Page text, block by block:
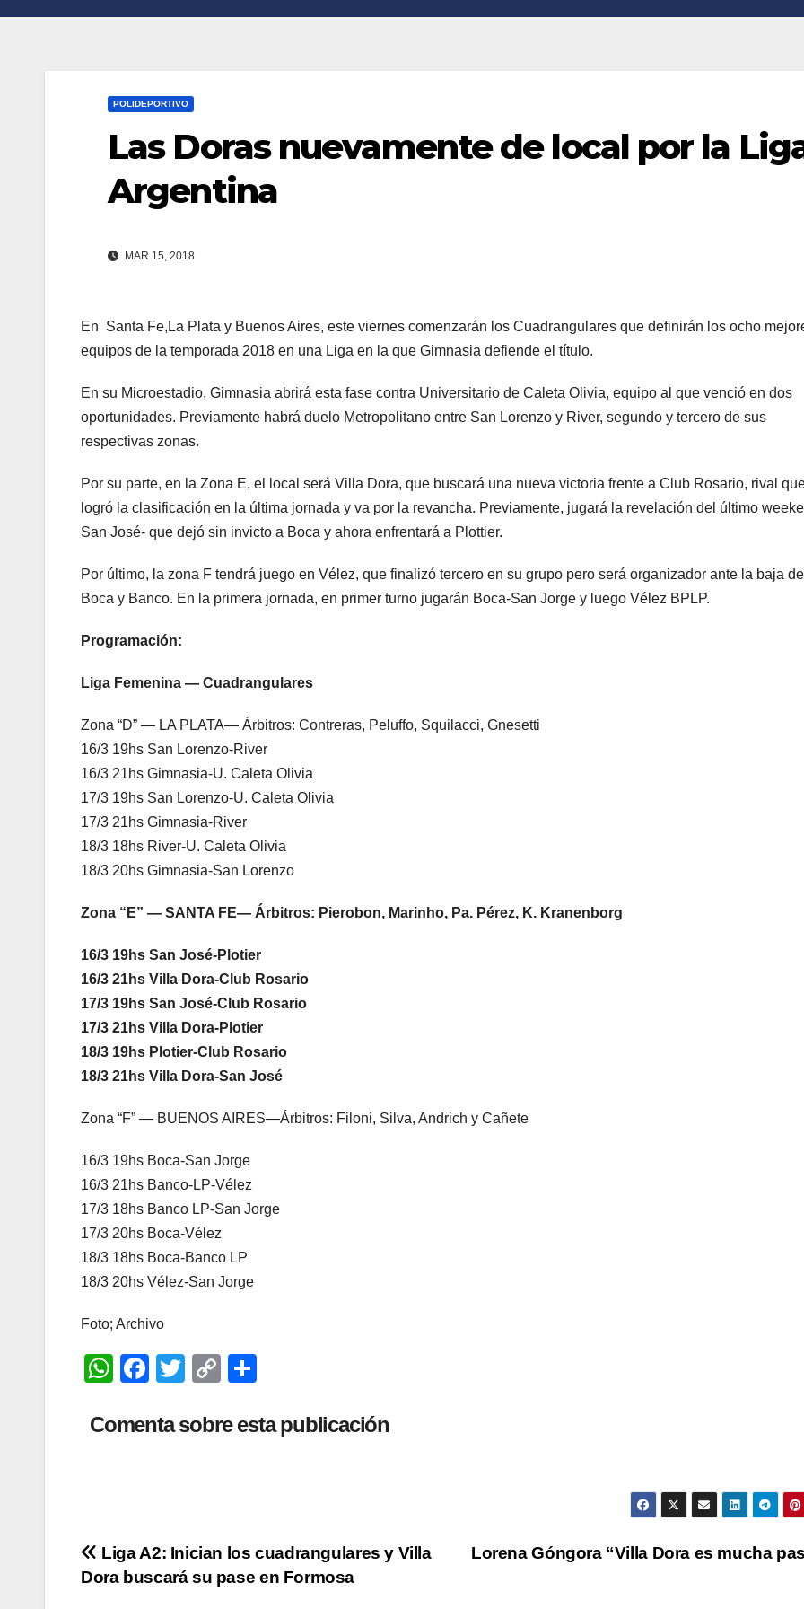
POLIDEPORTIVO
Las Doras nuevamente de local por la
Argentina
MAR 15, 2018
En Santa Fe,La Plata y Buenos Aires, este viernes comenzarán los Cuadrangulares que definirán los ocho
equipos de la temporada 2018 en una Liga en la que Gimnasia defiende el título.
En su Microestadio, Gimnasia abrirá esta fase contra Universitario de Caleta Olivia, equipo al que venció en dos
oportunidades. Previamente habrá duelo Metropolitano entre San Lorenzo y River, segundo y tercero de sus
respectivas zonas.
Por su parte, en la Zona E, el local será Villa Dora, que buscará una nueva victoria frente a Club Rosario, rival
logró la clasificación en la última jornada y va por la revancha. Previamente, jugará la revelación del último
San José- que dejó sin invicto a Boca y ahora enfrentará a Plottier.
Por último, la zona F tendrá juego en Vélez, que finalizó tercero en su grupo pero será organizador ante la baja de
Boca y Banco. En la primera jornada, en primer turno jugarán Boca-San Jorge y luego Vélez BPLP.
Programación:
Liga Femenina — Cuadrangulares
Zona “D” — LA PLATA— Árbitros: Contreras, Peluffo, Squilacci, Gnesetti
16/3 19hs San Lorenzo-River
16/3 21hs Gimnasia-U. Caleta Olivia
17/3 19hs San Lorenzo-U. Caleta Olivia
17/3 21hs Gimnasia-River
18/3 18hs River-U. Caleta Olivia
18/3 20hs Gimnasia-San Lorenzo
Zona “E” — SANTA FE— Árbitros: Pierobon, Marinho, Pa. Pérez, K. Kranenborg
16/3 19hs San José-Plotier
16/3 21hs Villa Dora-Club Rosario
17/3 19hs San José-Club Rosario
17/3 21hs Villa Dora-Plotier
18/3 19hs Plotier-Club Rosario
18/3 21hs Villa Dora-San José
Zona “F” — BUENOS AIRES—Árbitros: Filoni, Silva, Andrich y Cañete
16/3 19hs Boca-San Jorge
16/3 21hs Banco-LP-Vélez
17/3 18hs Banco LP-San Jorge
17/3 20hs Boca-Vélez
18/3 18hs Boca-Banco LP
18/3 20hs Vélez-San Jorge
Foto; Archivo
W
at
p
F
c
o
k
T
tt
C
p
k
m
Comenta sobre esta publicación
Navegación
Lorena Góngora “Villa Dora es mucha
Liga A2: Inician los cuadrangulares y Villa
Dora buscará su pase en Formosa
n